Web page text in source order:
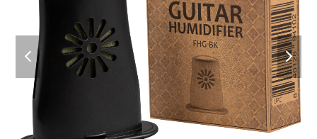
previous
slide
next
slide